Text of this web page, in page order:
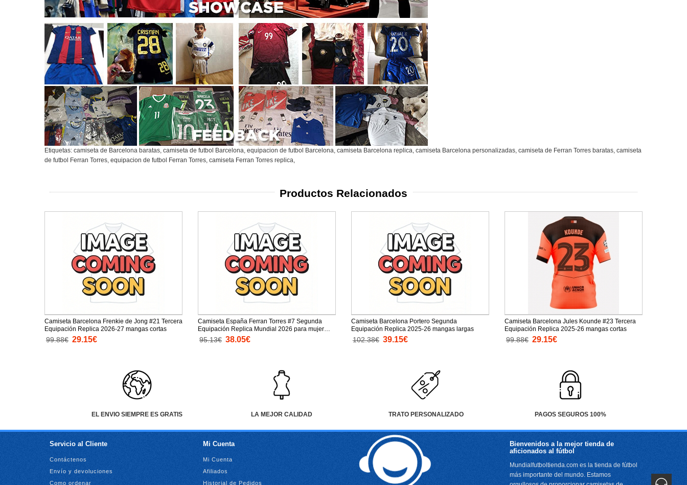
Etiquetas: camiseta de Barcelona baratas, camiseta de futbol Barcelona, equipacion de futbol Barcelona, camiseta Barcelona replica, camiseta Barcelona personalizadas, camiseta de Ferran Torres baratas, camiseta
de futbol Ferran Torres, equipacion de futbol Ferran Torres, camiseta Ferran Torres replica,
Productos Relacionados
Camiseta Barcelona Frenkie de Jong #21 Tercera
Equipación Replica 2026-27 mangas cortas
99.88€ 29.15€
Camiseta España Ferran Torres #7 Segunda
Equipación Replica Mundial 2026 para mujer
mangas cortas
95.13€ 38.05€
Camiseta Barcelona Portero Segunda
Equipación Replica 2025-26 mangas largas
102.38€ 39.15€
Camiseta Barcelona Jules Kounde #23 Tercera
Equipación Replica 2025-26 mangas cortas
99.88€ 29.15€
EL ENVIO SIEMPRE ES GRATIS LA MEJOR CALIDAD TRATO PERSONALIZADO PAGOS SEGUROS 100%
Servicio al Cliente
Contáctenos
Envío y devoluciones
Como ordenar
Mi Cuenta
Mi Cuenta
Afiliados
Historial de Pedidos
Bienvenidos a la mejor tienda de
aficionados al fútbol
Mundialfutboltienda.com es la tienda de fútbol
más importante del mundo. Estamos